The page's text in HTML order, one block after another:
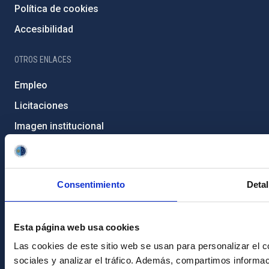
Consentimiento
Esta página web usa cookies
Las cookies de este sitio web se usan para personalizar el
sociales y analizar el tráfico. Además, compartimos
Política de cookies
Accesibilidad
OTROS ENLACES
Empleo
Licitaciones
Imagen institucional
RSS
Sede electrónica
Canal ético
PostFooter > Newsletter link